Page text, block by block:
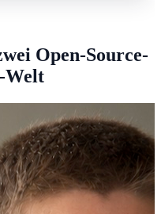
Open-Source-
Welt